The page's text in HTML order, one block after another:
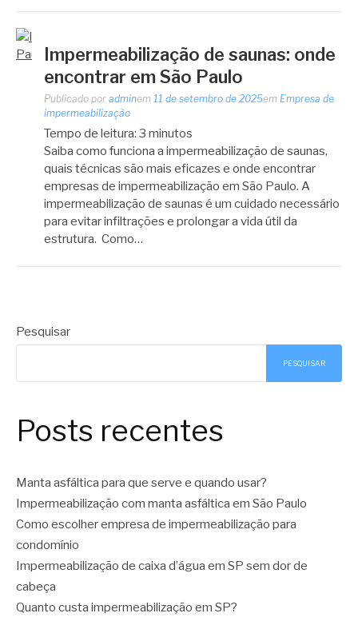
Impermeabilização de saunas: onde
encontrar em São Paulo
Publicado por adminem 11 de setembro de 2025em Empresa de
impermeabilização
Tempo de leitura: 3 minutos
Saiba como funciona a impermeabilização de saunas,
quais técnicas são mais eficazes e onde encontrar
empresas de impermeabilização em São Paulo. A
impermeabilização de saunas é um cuidado necessário
para evitar infiltrações e prolongar a vida útil da
estrutura. Como…
Pesquisar
PESQUISAR
Posts recentes
Manta asfáltica para que serve e quando usar?
Impermeabilização com manta asfáltica em São Paulo
Como escolher empresa de impermeabilização para
condomínio
Impermeabilização de caixa d’água em SP sem dor de
cabeça
Quanto custa impermeabilização em SP?